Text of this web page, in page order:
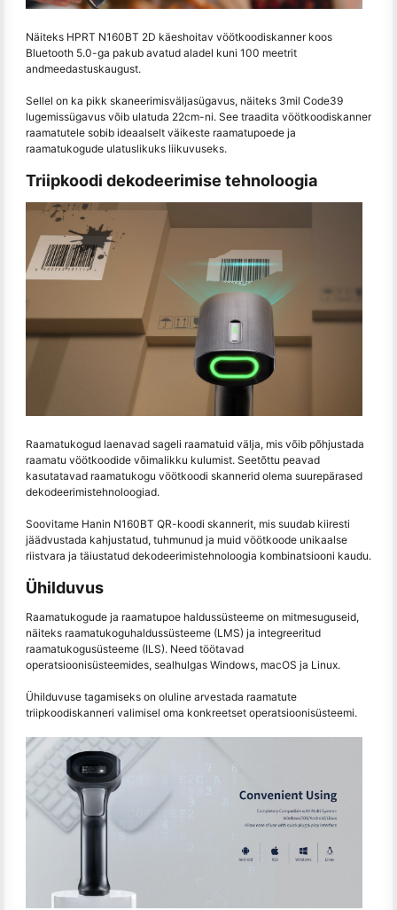
Näiteks HPRT N160BT 2D käeshoitav vöötkoodiskanner koos
Bluetooth 5.0-ga pakub avatud aladel kuni 100 meetrit
andmeedastuskaugust.
Sellel on ka pikk skaneerimisväljasügavus, näiteks 3mil Code39
lugemissügavus võib ulatuda 22cm-ni. See traadita vöötkoodiskanner
raamatutele sobib ideaalselt väikeste raamatupoede ja
raamatukogude ulatuslikuks liikuvuseks.
Triipkoodi dekodeerimise tehnoloogia
Raamatukogud laenavad sageli raamatuid välja, mis võib põhjustada
raamatu vöötkoodide võimalikku kulumist. Seetõttu peavad
kasutatavad raamatukogu vöötkoodi skannerid olema suurepärased
dekodeerimistehnoloogiad.
Soovitame Hanin N160BT QR-koodi skannerit, mis suudab kiiresti
jäädvustada kahjustatud, tuhmunud ja muid vöötkoode unikaalse
riistvara ja täiustatud dekodeerimistehnoloogia kombinatsiooni kaudu.
Ühilduvus
Raamatukogude ja raamatupoe haldussüsteeme on mitmesuguseid,
näiteks raamatukoguhaldussüsteeme (LMS) ja integreeritud
raamatukogusüsteeme (ILS). Need töötavad
operatsioonisüsteemides, sealhulgas Windows, macOS ja Linux.
Ühilduvuse tagamiseks on oluline arvestada raamatute
triipkoodiskanneri valimisel oma konkreetset operatsioonisüsteemi.